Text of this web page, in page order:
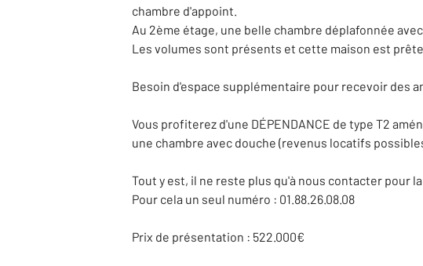
chambre d'appoint.
Au 2ème étage, une belle chambre déplafonnée
Les volumes sont présents et cette maison est
Besoin d'espace supplémentaire pour recevoir des
Vous profiterez d'une DÉPENDANCE de type T2
une chambre avec douche (revenus locatifs
Tout y est, il ne reste plus qu'à nous contacter pour
Pour cela un seul numéro : 01.88.26.08.08
Prix de présentation : 522.000€